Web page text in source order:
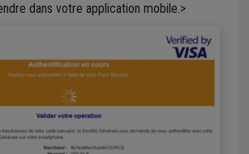
dans votre application mobile.>